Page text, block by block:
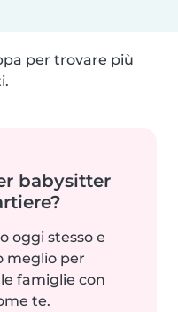
per trovare più
babysitter
oggi stesso e
meglio per
famiglie con
te.